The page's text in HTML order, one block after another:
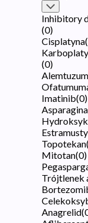
Inhibitory
(0)
Cisplatyna(
(0)
Imatinib(0)
Topotekan(
Mitotan(0)
Trójtlenek
Anagrelid(